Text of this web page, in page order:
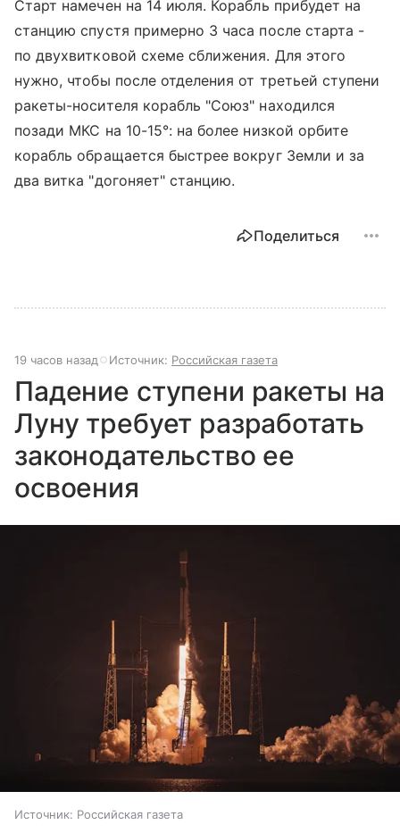
Старт намечен на 14 июля. Корабль прибудет на
станцию спустя примерно 3 часа после старта -
по двухвитковой схеме сближения. Для этого
нужно, чтобы после отделения от третьей ступени
ракеты-носителя корабль "Союз" находился
позади МКС на 10-15°: на более низкой орбите
корабль обращается быстрее вокруг Земли и за
два витка "догоняет" станцию.
Поделиться
19 часов назад Источник: Российская газета
Падение ступени ракеты на
Луну требует разработать
законодательство ее
освоения
Источник: Российская газета